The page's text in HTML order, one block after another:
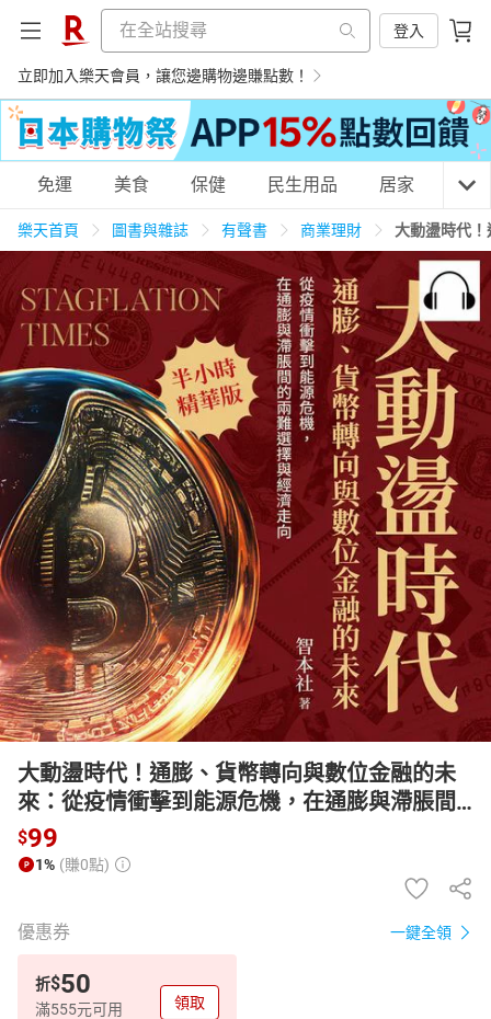
登入
立即加入樂天會員，讓您邊購物邊賺點數！
購物網分類
天天免運 美食蛋糕 養生保健 民生用品
居家生活 3C家電 運動休閒 親子玩具
女裝 男裝 化妝保養 情趣用品
日本購物 電子/紙本書
HOT
免運 美食 保健 民生用品 居家 3C
樂天首頁 圖書與雜誌 有聲書 商業理財 大動盪時代
大動盪時代！通膨、貨幣轉向與數位金融的未
來：從疫情衝擊到能源危機，在通膨與滯脹間
的兩難選擇與經濟走向【有聲書】
$99
1% (賺0點)
優惠券 一鍵全領
折$50
滿555元可用 領取